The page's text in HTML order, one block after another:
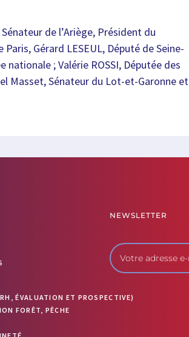
de l’Ariège, Président du
Gérard LESEUL, Député de Seine-
nationale ; Valérie ROSSI, Députée des
Masset, Sénateur du Lot-et-Garonne et
ÉVALUATION ET PROSPECTIVE)
FORÊT, PÊCHE
NEWSLETTER